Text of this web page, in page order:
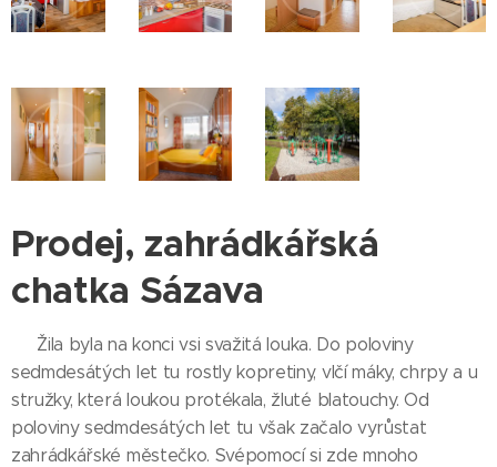
Prodej, zahrádkářská
chatka Sázava
Žila byla na konci vsi svažitá louka. Do poloviny
sedmdesátých let tu rostly kopretiny, vlčí máky, chrpy a u
stružky, která loukou protékala, žluté blatouchy. Od
poloviny sedmdesátých let tu však začalo vyrůstat
zahrádkářské městečko. Svépomocí si zde mnoho